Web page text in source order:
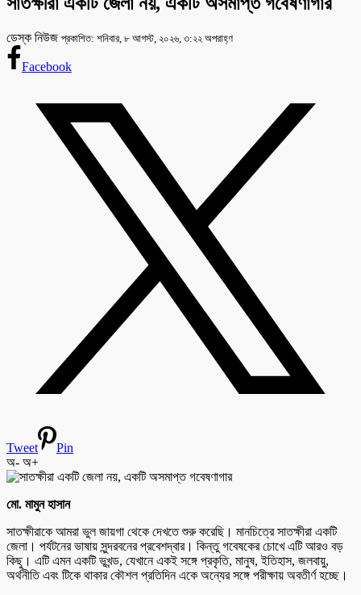
ডেস্ক নিউজ প্রকাশিত: শনিবার, ৮ আগস্ট, ২০২৬, ৩:২২ অপরাহ্ণ
Facebook
Tweet
Pin
অ- অ+
মো. মামুন হাসান
সাতক্ষীরাকে আমরা ভুল জায়গা থেকে দেখতে শুরু করেছি। মানচিত্রে সাতক্ষীরা একটি
জেলা। পর্যটনের ভাষায় সুন্দরবনের প্রবেশদ্বার। কিন্তু গবেষকের চোখে এটি আরও বড়
কিছু। এটি এমন একটি ভূখন্ড, যেখানে একই সঙ্গে প্রকৃতি, মানুষ, ইতিহাস, জলবায়ু,
অর্থনীতি এবং টিকে থাকার কৌশল প্রতিদিন একে অন্যের সঙ্গে পরীক্ষায় অবতীর্ণ হচ্ছে।